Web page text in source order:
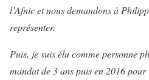
l’Afnic et nous demandons à
représenter.
Puis, je suis élu comme personne
mandat de 3 ans puis en 2016